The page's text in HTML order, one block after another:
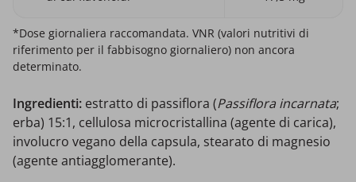
*Dose giornaliera raccomandata. VNR (valori nutritivi di
riferimento per il fabbisogno giornaliero) non ancora
determinato.
Ingredienti: estratto di passiflora (Passiflora incarnata;
erba) 15:1, cellulosa microcristallina (agente di carica),
involucro vegano della capsula, stearato di magnesio
(agente antiagglomerante).